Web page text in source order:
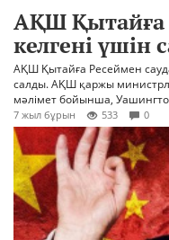
АҚШ Қытайға
келгені үшін
АҚШ Қытайға Ресеймен
салды. АҚШ қаржы
мәлімет бойынша,
7 жыл бұрын 533 0